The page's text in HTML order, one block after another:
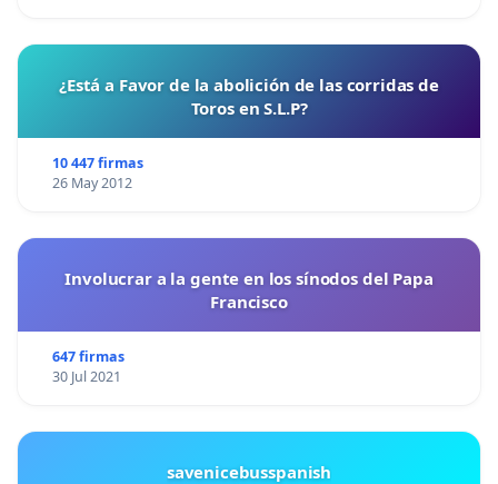
¿Está a Favor de la abolición de las corridas de
Toros en S.L.P?
10 447 firmas
26 May 2012
Involucrar a la gente en los sínodos del Papa
Francisco
647 firmas
30 Jul 2021
savenicebusspanish